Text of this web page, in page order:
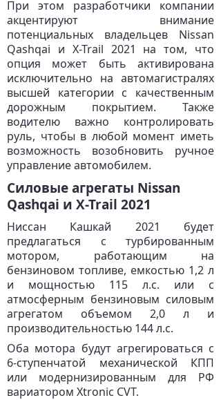
При этом разработчики компании
акцентируют внимание
потенциальных владельцев Nissan
Qashqai и X-Trail 2021 на том, что
опция может быть активирована
исключительно на автомагистралях
высшей категории с качественным
дорожным покрытием. Также
водителю важно контролировать
руль, чтобы в любой момент иметь
возможность возобновить ручное
управление автомобилем.
Силовые агрегаты Nissan
Qashqai и X-Trail 2021
Ниссан Кашкай 2021 будет
предлагаться с турбированным
мотором, работающим на
бензиновом топливе, емкостью 1,2 л
и мощностью 115 л.с. или с
атмосферным бензиновым силовым
агрегатом объемом 2,0 л и
производительностью 144 л.с.
Оба мотора будут агрегироваться с
6-ступенчатой механической КПП
или модернизированным для РФ
вариатором Xtronic CVT.